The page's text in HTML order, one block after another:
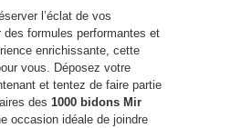
l’éclat de vos
formules performantes et
enrichissante, cette
vous. Déposez votre
et tentez de faire partie
des 1000 bidons Mir
occasion idéale de joindre